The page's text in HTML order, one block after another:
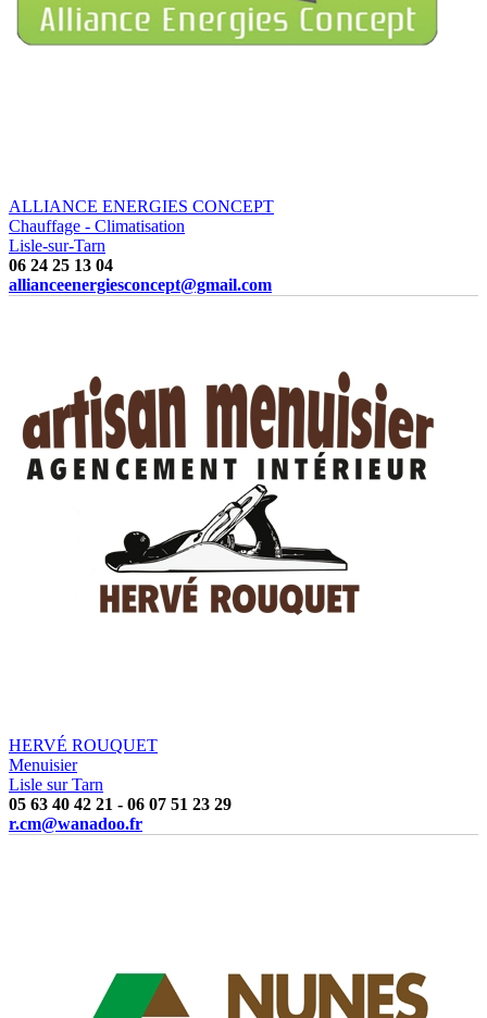
ALLIANCE ENERGIES CONCEPT
Chauffage - Climatisation
Lisle-sur-Tarn
06 24 25 13 04
allianceenergiesconcept@gmail.com
HERVÉ ROUQUET
Menuisier
Lisle sur Tarn
05 63 40 42 21 - 06 07 51 23 29
r.cm@wanadoo.fr